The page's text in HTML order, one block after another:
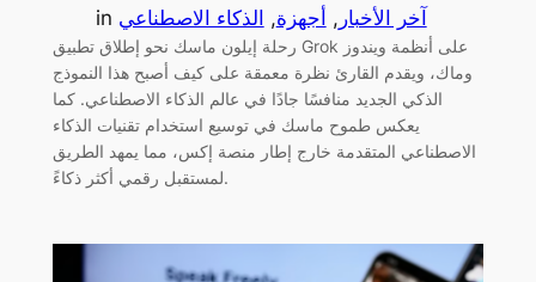
in آخر الأخبار , أجهزة, الذكاء الاصطناعي
رحلة إيلون ماسك نحو إطلاق تطبيق Grok على أنظمة ويندوز
وماك، ويقدم القارئ نظرة معمقة على كيف أصبح هذا النموذج
الذكي الجديد منافسًا جادًا في عالم الذكاء الاصطناعي. كما
يعكس طموح ماسك في توسيع استخدام تقنيات الذكاء
الاصطناعي المتقدمة خارج إطار منصة إكس، مما يمهد الطريق
لمستقبل رقمي أكثر ذكاءً.